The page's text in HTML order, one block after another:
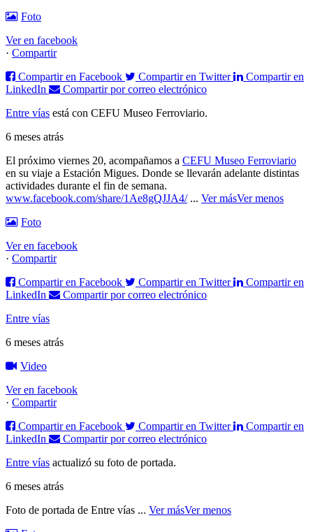
Foto
Ver en facebook
· Compartir
Compartir en Facebook
Compartir en Twitter
Compartir en
LinkedIn
Compartir por correo electrónico
Entre vías está con CEFU Museo Ferroviario.
6 meses atrás
El próximo viernes 20, acompañamos a CEFU Museo Ferroviario
en su viaje a Estación Migues. Donde se llevarán adelante distintas
actividades durante el fin de semana.
www.facebook.com/share/1Ae8gQJJA4/ ... Ver másVer menos
Foto
Ver en facebook
· Compartir
Compartir en Facebook
Compartir en Twitter
Compartir en
LinkedIn
Compartir por correo electrónico
Entre vías
6 meses atrás
Video
Ver en facebook
· Compartir
Compartir en Facebook
Compartir en Twitter
Compartir en
LinkedIn
Compartir por correo electrónico
Entre vías actualizó su foto de portada.
6 meses atrás
Foto de portada de Entre vías ... Ver másVer menos